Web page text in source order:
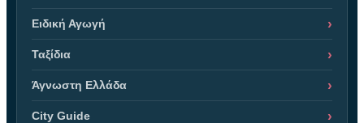
Ειδική Αγωγή
Ταξίδια
Άγνωστη Ελλάδα
City Guide